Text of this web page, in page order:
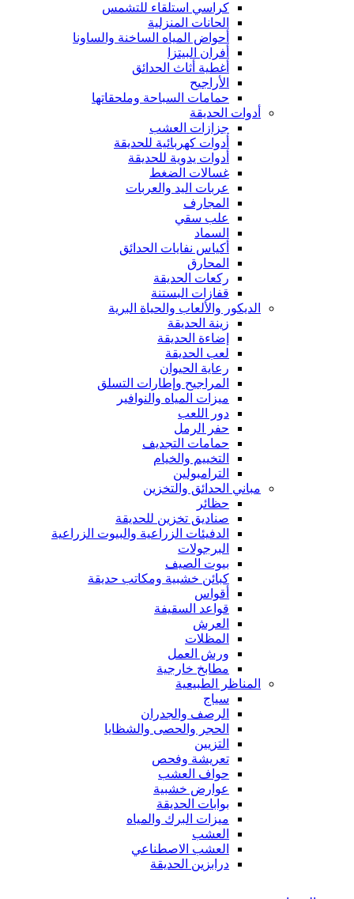
كراسي استلقاء للتشمس
الحانات المنزلية
أحواض المياه الساخنة والساونا
أفران البيتزا
أغطية أثاث الحدائق
الأراجيح
حمامات السباحة وملحقاتها
أدوات الحديقة
جزازات العشب
أدوات كهربائية للحديقة
أدوات يدوية للحديقة
غسالات الضغط
عربات اليد والعربات
المجارف
علب سقي
السماد
أكياس نفايات الحدائق
المحارق
ركعات الحديقة
قفازات البستنة
الديكور والألعاب والحياة البرية
زينة الحديقة
إضاءة الحديقة
لعب الحديقة
رعاية الحيوان
المراجيح وإطارات التسلق
ميزات المياه والنوافير
دور اللعب
حفر الرمل
حمامات التجديف
التخييم والخيام
الترامبولين
مباني الحدائق والتخزين
حظائر
صناديق تخزين للحديقة
الدفيئات الزراعية والبيوت الزراعية
البرجولات
بيوت الصيف
كبائن خشبية ومكاتب حديقة
أقواس
قواعد السقيفة
العرش
المظلات
ورش العمل
مطابخ خارجية
المناظر الطبيعية
سياج
الرصف والجدران
الحجر والحصى والشظايا
التزيين
تعريشة وفحص
حواف العشب
عوارض خشبية
بوابات الحديقة
ميزات البرك والمياه
العشب
العشب الاصطناعي
درابزين الحديقة